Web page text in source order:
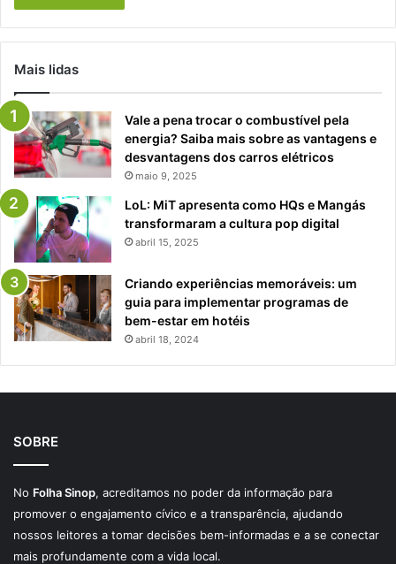
Mais lidas
Vale a pena trocar o combustível pela
energia? Saiba mais sobre as vantagens e
desvantagens dos carros elétricos
maio 9, 2025
LoL: MiT apresenta como HQs e Mangás
transformaram a cultura pop digital
abril 15, 2025
Criando experiências memoráveis: um
guia para implementar programas de
bem-estar em hotéis
abril 18, 2024
SOBRE
No Folha Sinop, acreditamos no poder da informação para
promover o engajamento cívico e a transparência, ajudando
nossos leitores a tomar decisões bem-informadas e a se conectar
mais profundamente com a vida local.